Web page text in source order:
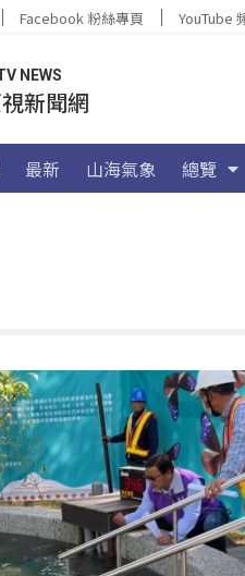
Facebook 粉絲專頁 YouTube
NEWS
新聞網
最新 山海氣象 總覽